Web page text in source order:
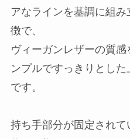
アなラインを基調に組
徴で、
ヴィーガンレザーの質
ンプルですっきりとし
です。
持ち手部分が固定され